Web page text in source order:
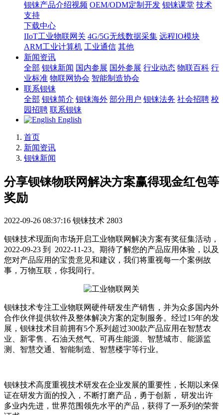
钡铼产品介绍视频 OEM/ODM定制开发 钡铼课堂 技术
支持
下载中心
IIoT工业物联网关 4G/5G无线数据采集 远程IO模块
ARM工业计算机 工业通信 其他
新闻资讯
全部 钡铼新闻 国内参展 国外参展 行业动态 物联百科 行
业标准 物联网协会 智能制造协会
联系钡铼
全部 钡铼简介 钡铼海外 部分用户 钡铼法务 社会招聘 校
园招聘 联系钡铼
English
首页
新闻资讯
钡铼新闻
分享钡铼物联网解决方案赢得现金红包等
奖励
2022-09-26 08:37:16 钡铼技术 2803
钡铼技术现面向市场开启工业物联网解决方案有奖征集活动，
2022-09-23 到 2022-11-23。期待了解您的产品应用体验，以及
您对产品应用的宝贵意见和建议，我们将重视每一个案例故
事，万物互联，你我同行。
钡铼技术专注工业物联网硬件研发生产销售，并为众多国内外
合作伙伴提供软件及整体解决方案的定制服务。经过15年的发
展，钡铼技术目前拥有5个系列超过300款产品应用在智慧农
业、新零售、石油天然气、可再生能源、智慧城市、能源监
测、智慧交通、智能制造、智慧楼宇等行业。
钡铼技术高度重视技术研发在企业发展的重要性，长期以来保
证在研发方面的投入，不断打磨产品，勇于创新， 研发出许
多业内先进，世界范围领先水平的产品，获得了一系列的荣誉